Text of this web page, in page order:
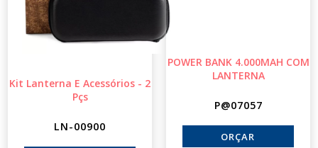
Kit Lanterna E Acessórios - 2
Pçs
LN-00900
POWER BANK 4.000MAH COM
LANTERNA
P@07057